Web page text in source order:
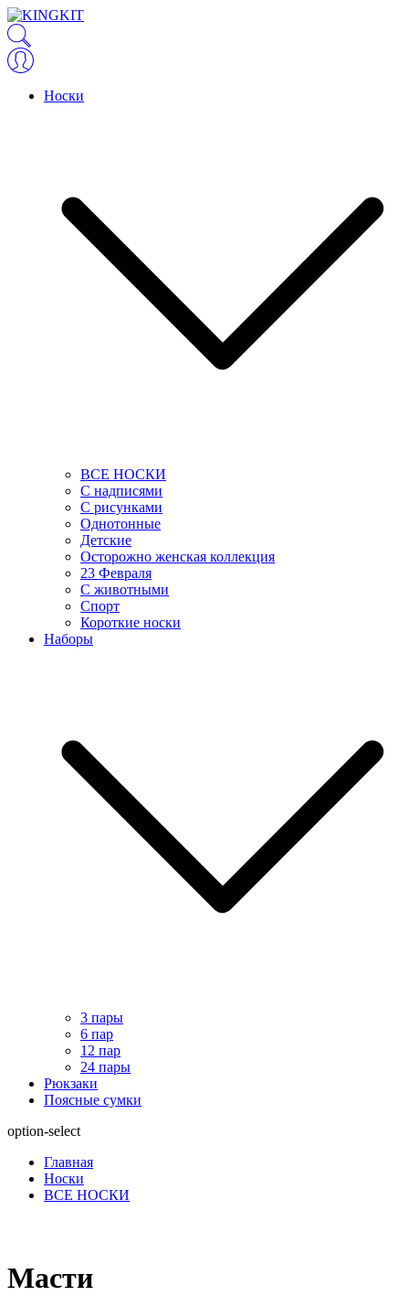
Носки
ВСЕ НОСКИ
С надписями
С рисунками
Однотонные
Детские
Осторожно женская коллекция
23 Февраля
С животными
Спорт
Короткие носки
Наборы
3 пары
6 пар
12 пар
24 пары
Рюкзаки
Поясные сумки
option-select
Главная
Носки
ВСЕ НОСКИ
Масти